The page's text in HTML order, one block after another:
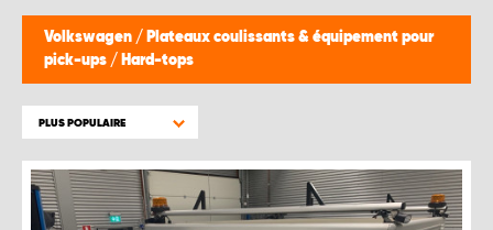
Volkswagen / Plateaux coulissants & équipement pour
pick-ups / Hard-tops
PLUS POPULAIRE